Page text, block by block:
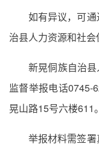
如有异议，可
治县人力资源和社会
新晃侗族自治
监督举报电话0745-
晃山路15号六楼611。
举报材料需签